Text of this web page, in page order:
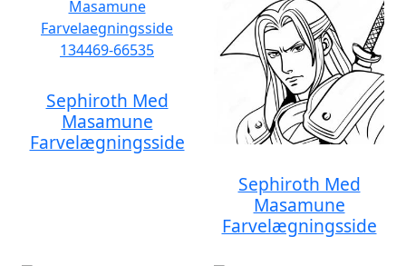
Sephiroth Med
Masamune
Farvelægningsside
Sephiroth Med
Masamune
Farvelægningsside